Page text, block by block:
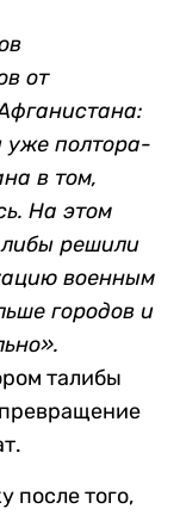
от
уже полтора-
в том,
На этом
решили
военным
городов и
».
талибы
превращение
после того,